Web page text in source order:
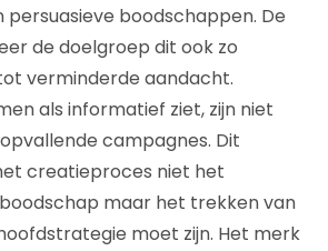
boodschappen. De
de doelgroep dit ook zo
verminderde aandacht.
als informatief ziet, zijn niet
campagnes. Dit
creatieproces niet het
maar het trekken van
moet zijn. Het merk